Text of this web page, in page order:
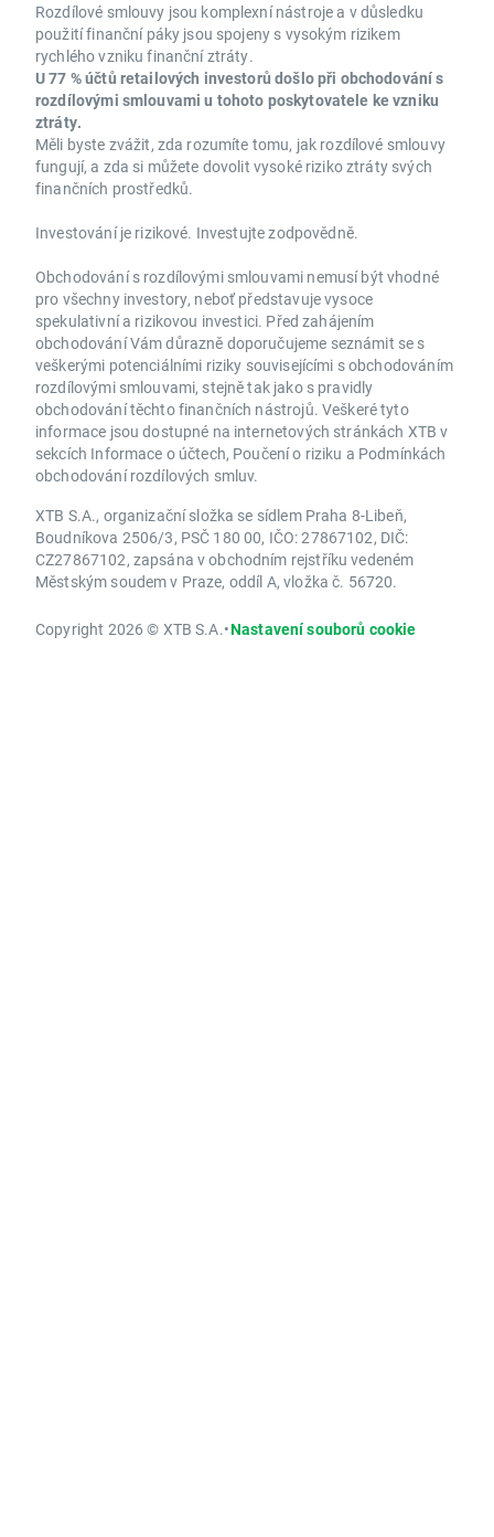
Rozdílové smlouvy jsou komplexní nástroje a v důsledku
použití finanční páky jsou spojeny s vysokým rizikem
rychlého vzniku finanční ztráty.
U 77 % účtů retailových investorů došlo při obchodování s
rozdílovými smlouvami u tohoto poskytovatele ke vzniku
ztráty.
Měli byste zvážit, zda rozumíte tomu, jak rozdílové smlouvy
fungují, a zda si můžete dovolit vysoké riziko ztráty svých
finančních prostředků.
Investování je rizikové. Investujte zodpovědně.
Obchodování s rozdílovými smlouvami nemusí být vhodné
pro všechny investory, neboť představuje vysoce
spekulativní a rizikovou investici. Před zahájením
obchodování Vám důrazně doporučujeme seznámit se s
veškerými potenciálními riziky souvisejícími s obchodováním
rozdílovými smlouvami, stejně tak jako s pravidly
obchodování těchto finančních nástrojů. Veškeré tyto
informace jsou dostupné na internetových stránkách XTB v
sekcích Informace o účtech, Poučení o riziku a Podmínkách
obchodování rozdílových smluv.
XTB S.A., organizační složka se sídlem Praha 8-Libeň,
Boudníkova 2506/3, PSČ 180 00, IČO: 27867102, DIČ:
CZ27867102, zapsána v obchodním rejstříku vedeném
Městským soudem v Praze, oddíl A, vložka č. 56720.
Copyright 2026 © XTB S.A.•Nastavení souborů cookie